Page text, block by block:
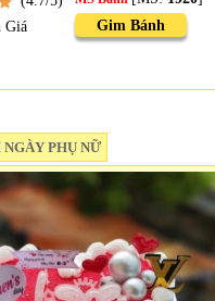
Giá
Gim Bánh
PHỤ NỮ